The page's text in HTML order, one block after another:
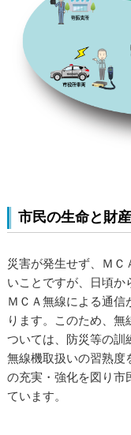
市民の生命と財
災害が発生せず、ＭＣ
いことですが、日頃か
ＭＣＡ無線による通
ります。このため、無
ついては、防災等の訓
無線機取扱いの習熟度
の充実・強化を図り市
ています。